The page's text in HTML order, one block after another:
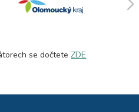
se dočteteZDE